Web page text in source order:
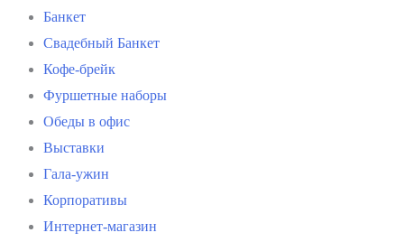
Банкет
Свадебный Банкет
Кофе-брейк
Фуршетные наборы
Обеды в офис
Выставки
Гала-ужин
Корпоративы
Интернет-магазин